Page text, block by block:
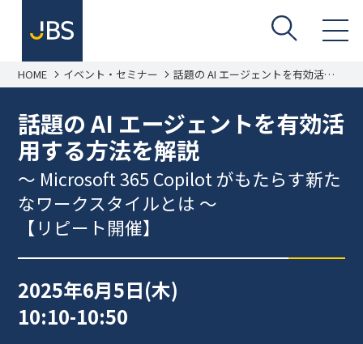
HOME イベント・セミナー 話題の AI エージェントを有効活用
する方法を解説 〜Microsoft 365
タイルとは～
話題の AI エージェントを有効活
用する方法を解説
〜 Microsoft 365 Copilot がもたらす新た
なワークスタイルとは ～
【リピート開催】
2025年6月5日(木)
10:10-10:50